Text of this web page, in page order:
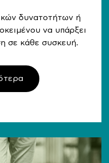
δυνατοτήτων ή
να υπάρξει
σε κάθε συσκευή.